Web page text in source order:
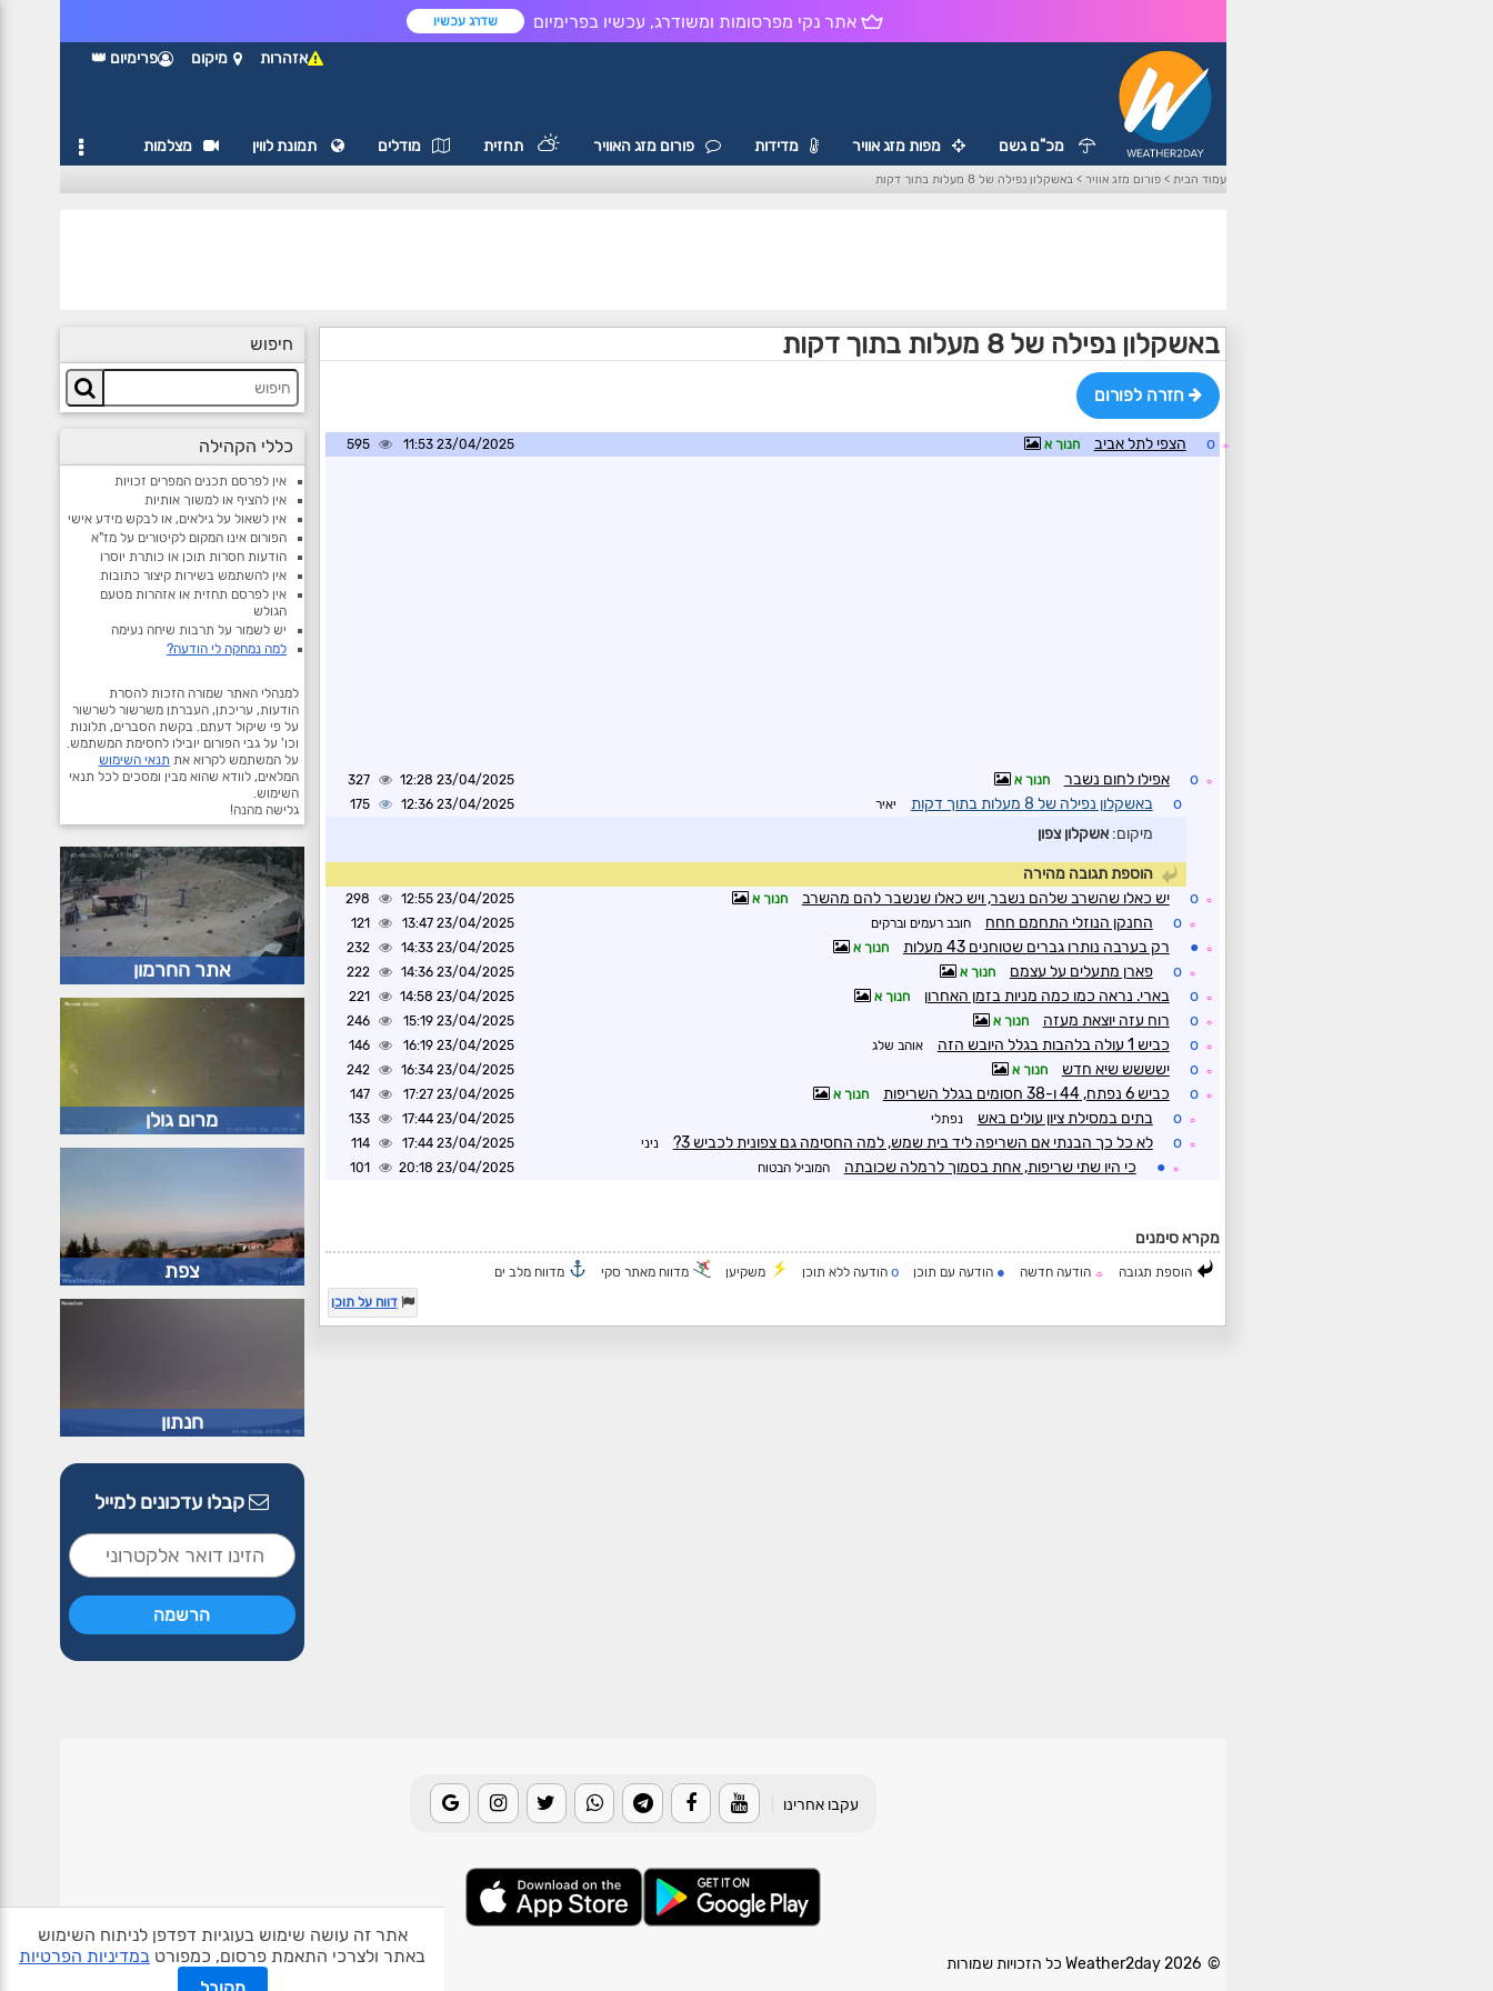
אתר זה עושה שימוש בעוגיות דפדפן לניתוח השימוש
באתר ולצרכי התאמת פרסום, כמפורט במדיניות הפרטיות
אתר נקי מפרסומות ומשודרג, עכשיו בפרימיום שדרג עכשיו
אזהרות מיקום פרימיום 👑
מכ"ם גשם מפות מזג אוויר מדידות פורום מזג האוויר תחזית מודלים תמונת לווין מצלמות
עמוד הבית >פורום מזג אוויר >באשקלון נפילה של 8 מעלות בתוך דקות
באשקלון נפילה של 8 מעלות בתוך דקות
חזרה לפורום
☼
o הצפי לתל אביב חנוך א 23/04/2025 11:53
595
☼
o אפילו לחום נשבר חנוך א 23/04/2025 12:28
327
o באשקלון נפילה של 8 מעלות בתוך דקות יאיר 23/04/2025 12:36
175
מיקום:אשקלון צפון
הוספת תגובה מהירה
☼
o יש כאלו שהשרב שלהם נשבר, ויש כאלו שנשבר להם מהשרב חנוך א 23/04/2025 12:55
298
☼
o החנקן הנוזלי התחמם חחח חובב רעמים וברקים 23/04/2025 13:47
121
☼
● רק בערבה נותרו גברים שטוחנים 43 מעלות חנוך א 23/04/2025 14:33
232
☼
o פארן מתעלים על עצמם חנוך א 23/04/2025 14:36
222
☼
o בארי. נראה כמו כמה מניות בזמן האחרון חנוך א 23/04/2025 14:58
221
☼
o רוח עזה יוצאת מעזה חנוך א 23/04/2025 15:19
246
☼
o כביש 1 עולה בלהבות בגלל היובש הזה אוהב שלג 23/04/2025 16:19
146
☼
o ישששש שיא חדש חנוך א 23/04/2025 16:34
242
☼
o כביש 6 נפתח, 44 ו-38 חסומים בגלל השריפות חנוך א 23/04/2025 17:27
147
☼
o בתים במסילת ציון עולים באש נפתלי 23/04/2025 17:44
133
☼
o לא כל כך הבנתי אם השריפה ליד בית שמש, למה החסימה גם צפונית לכביש 3? ניני 23/04/2025 17:44
114
☼
● כי היו שתי שריפות, אחת בסמוך לרמלה שכובתה המוביל הבטוח 23/04/2025 20:18
101
מקרא סימנים
הוספת תגובה ☼ הודעה חדשה ● הודעה עם תוכן o הודעה ללא תוכן משקיען מדווח מאתר סקי
מדווח מלב ים
דווח על תוכן
חיפוש
כללי הקהילה
אין לפרסם תכנים המפרים זכויות
אין להציף או למשוך אותיות
אין לשאול על גילאים, או לבקש מידע אישי
הפורום אינו המקום לקיטורים על מז"א
הודעות חסרות תוכן או כותרת יוסרו
אין להשתמש בשירות קיצור כתובות
אין לפרסם תחזית או אזהרות מטעם
הגולש
יש לשמור על תרבות שיחה נעימה
למה נמחקה לי הודעה?
למנהלי האתר שמורה הזכות להסרת
הודעות, עריכתן, העברתן משרשור לשרשור
על פי שיקול דעתם. בקשת הסברים, תלונות
וכו' על גבי הפורום יובילו לחסימת המשתמש.
על המשתמש לקרוא את תנאי השימוש
המלאים, לוודא שהוא מבין ומסכים לכל תנאי
השימוש.
גלישה מהנה!
אתר החרמון
מרום גולן
צפת
חנתון
קבלו עדכונים למייל
עקבו אחרינו
© 2026 Weather2day כל הזכויות שמורות אודות האתר פרטיות תנאי שימוש צור קשר בעלי אתרים